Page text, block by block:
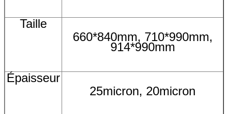
Taille
660*840mm, 710*990mm,
914*990mm
Épaisseur
25micron, 20micron